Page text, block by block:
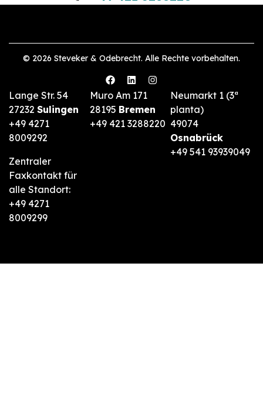
© 2026 Steveker & Odebrecht. Alle Rechte vorbehalten.
Lange Str. 54
27232 Sulingen
+49 4271
8009292
Zentraler
Faxkontakt für
alle Standort:
+49 4271
8009299
Muro Am 171
28195 Bremen
+49 421 3288220
Neumarkt 1 (3ª
planta)
49074
Osnabrück
+49 541 93939049